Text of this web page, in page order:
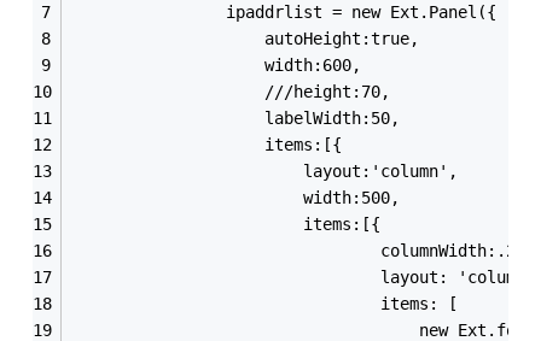
				ipaddrlist = new Ext.Panel({
					autoHeight:true,
			   		width:600,
			   		///height:70,
			   		labelWidth:50,
			   		items:[{
			     		layout:'column',
			     		width:500,
			     		items:[{
				                columnWidth:.2,
layout:
				                items: [
new